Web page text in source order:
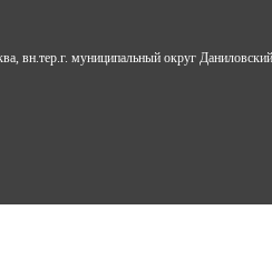
муниципальный округ Даниловский,